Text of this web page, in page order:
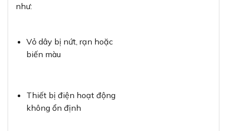
như:
Vỏ dây bị nứt, rạn hoặc
biến màu
Thiết bị điện hoạt động
không ổn định